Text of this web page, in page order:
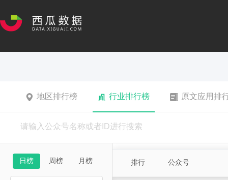
地区排行榜 行业排行榜 原文应用排
日榜 周榜 月榜 排行 公众号